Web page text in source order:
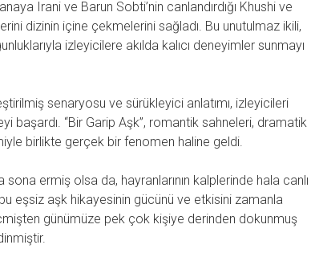
Irani ve Barun Sobti’nin canlandırdığı Khushi ve
dizinin içine çekmelerini sağladı. Bu unutulmaz ikili,
izleyicilere akılda kalıcı deneyimler sunmayı
senaryosu ve sürükleyici anlatımı, izleyicileri
başardı. “Bir Garip Aşk”, romantik sahneleri, dramatik
birlikte gerçek bir fenomen haline geldi.
sona ermiş olsa da, hayranlarının kalplerinde hala canlı
eşsiz aşk hikayesinin gücünü ve etkisini zamanla
günümüze pek çok kişiye derinden dokunmuş